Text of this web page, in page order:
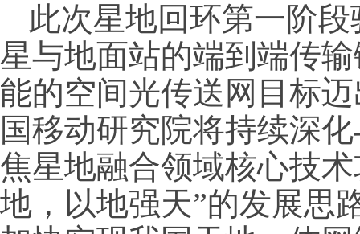
此次星地回环第一阶
星与地面站的端到端传
能的空间光传送网目标
国移动研究院将持续深
焦星地融合领域核心技
地，以地强天”的发展思